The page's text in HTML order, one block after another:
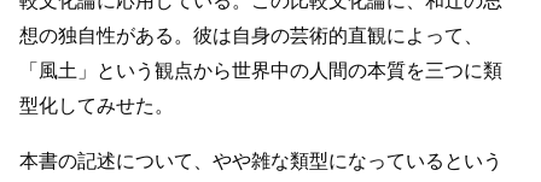
想の独自性がある。彼は自身の芸術的直観によって、
「風土」という観点から世界中の人間の本質を三つに類
型化してみせた。
本書の記述について、やや雑な類型になっているという